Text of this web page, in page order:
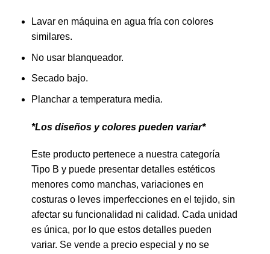
Lavar en máquina en agua fría con colores
similares.
No usar blanqueador.
Secado bajo.
Planchar a temperatura media.
*Los diseños y colores pueden variar*
Este producto pertenece a nuestra categoría
Tipo B y puede presentar detalles estéticos
menores como manchas, variaciones en
costuras o leves imperfecciones en el tejido, sin
afectar su funcionalidad ni calidad. Cada unidad
es única, por lo que estos detalles pueden
variar. Se vende a precio especial y no se